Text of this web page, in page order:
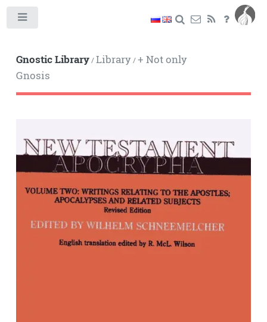
Gnostic Library/Library/+ Not only
Gnosis